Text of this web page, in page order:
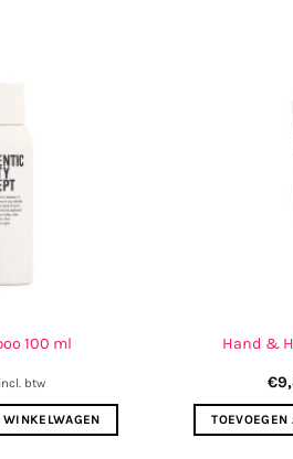
100 ml
incl. btw
WINKELWAGEN
Hand &
€